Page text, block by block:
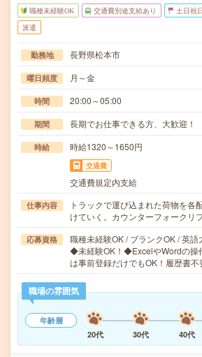
職種未経験OK 交通費別途支給あり 土日祝
派遣
勤務地 長野県松本市
曜日頻度 月～金
時間 20:00～05:00
期間 長期でお仕事できる方、大歓迎！
時給 時給1320～1650円
交通費
交通費規定内支給
仕事内容
トラックで運び込まれた荷物を各
けていく。カウンターフォークリ
応募資格
職種未経験OK / ブランクOK / 英語
◆未経験OK！◆ExcelやWordの操
は事前登録だけでもOK！履歴書
職場の雰囲気
年齢層
20代
30代 40代